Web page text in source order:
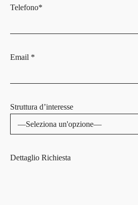
Telefono*
Email *
Struttura d’interesse
Dettaglio Richiesta